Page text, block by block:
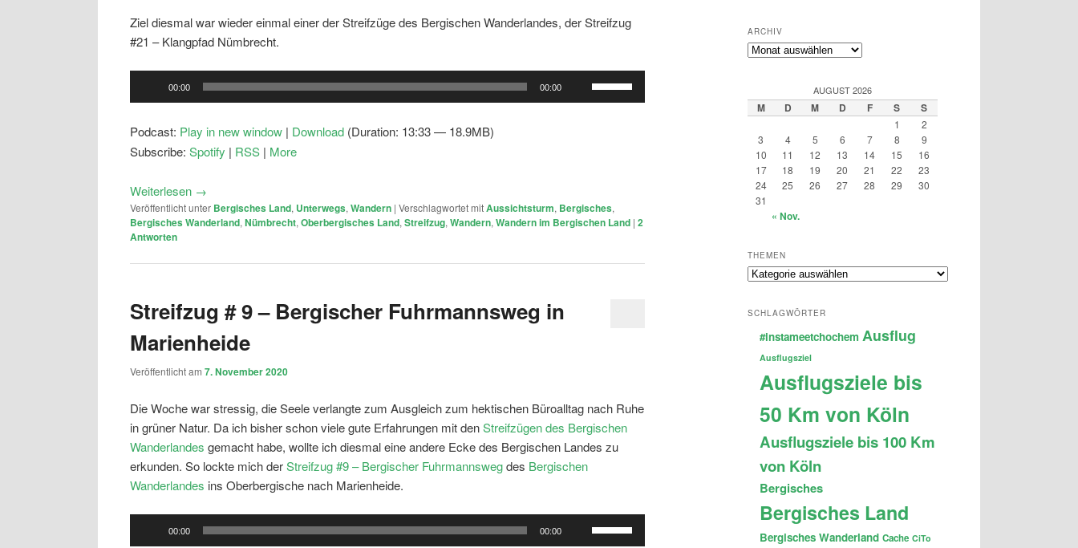
Ziel diesmal war wieder einmal einer der Streifzüge des Bergischen Wanderlandes, der Streifzug
#21 – Klangpfad Nümbrecht.
Player
00:00 00:00
regeln.
Podcast: Play in new window | Download (Duration: 13:33 — 18.9MB)
Subscribe: Spotify | RSS | More
Weiterlesen →
Veröffentlicht unter Bergisches Land, Unterwegs, Wandern | Verschlagwortet mitAussichtsturm, Bergisches,
Bergisches Wanderland, Nümbrecht, Oberbergisches Land, Streifzug, Wandern, Wandern im Bergischen Land | 2
Antworten
Streifzug # 9 – Bergischer Fuhrmannsweg in
Marienheide
Veröffentlicht am 7. November 2020
Die Woche war stressig, die Seele verlangte zum Ausgleich zum hektischen Büroalltag nach Ruhe
in grüner Natur. Da ich bisher schon viele gute Erfahrungen mit denStreifzügen des Bergischen
Wanderlandes gemacht habe, wollte ich diesmal eine andere Ecke des Bergischen Landes zu
erkunden. So lockte mich derStreifzug #9 – Bergischer Fuhrmannswegdes Bergischen
Wanderlandes ins Oberbergische nach Marienheide.
00:00 00:00
ARCHIV
Archiv
AUGUST 2026
M D M D F S S
1
2
3
4 5 6 7 8
9
10
11 12 13 14 15
16
17
18 19 20 21 22
23
24
25 26 27 28 29
30
31
« Nov.
THEMEN
Themen
SCHLAGWÖRTER
#instameetchochem Ausflug
Ausflugsziel
Ausflugsziele bis
50 Km von Köln
Ausflugsziele bis 100 Km
von Köln
Bergisches
Bergisches Land
Bergisches Wanderland Cache CiTo